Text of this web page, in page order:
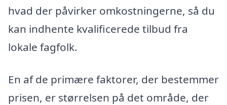
hvad der påvirker omkostningerne, så du
kan indhente kvalificerede tilbud fra
lokale fagfolk.
En af de primære faktorer, der bestemmer
prisen, er størrelsen på det område, der